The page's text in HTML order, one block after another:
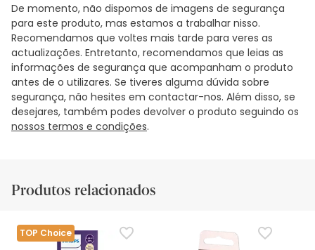
De momento, não dispomos de imagens de segurança
para este produto, mas estamos a trabalhar nisso.
Recomendamos que voltes mais tarde para veres as
actualizações. Entretanto, recomendamos que leias as
informações de segurança que acompanham o produto
antes de o utilizares. Se tiveres alguma dúvida sobre
segurança, não hesites em contactar-nos. Além disso, se
desejares, também podes devolver o produto seguindo os
nossos termos e condições.
Produtos relacionados
TOP Choice